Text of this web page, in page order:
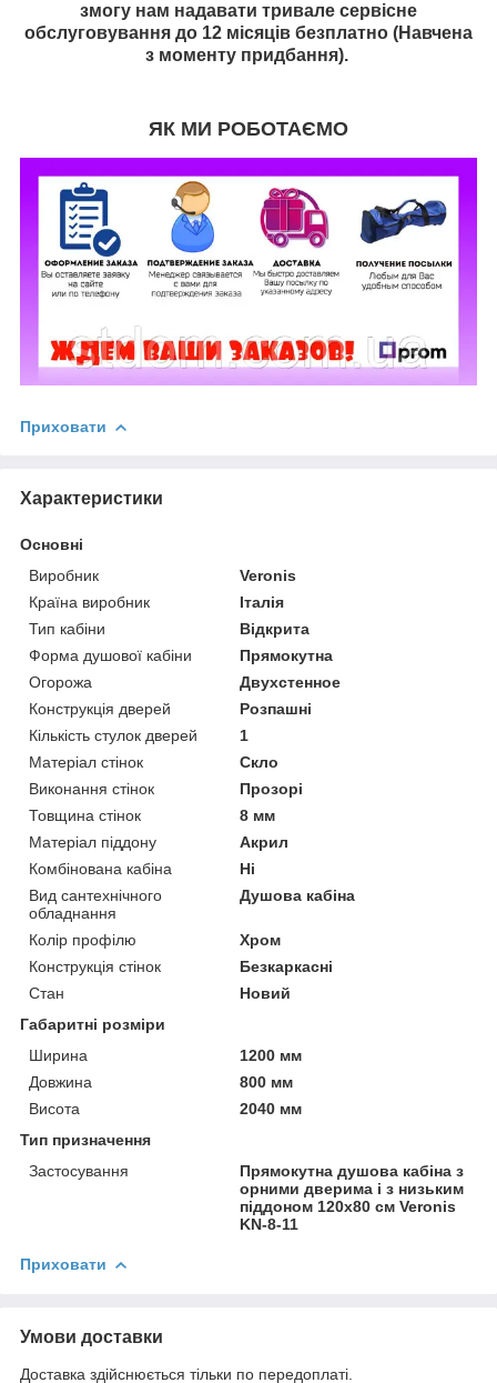
змогу нам надавати тривале сервісне
обслуговування до 12 місяців безплатно (Навчена
з моменту придбання).
ЯК МИ РОБОТАЄМО
Приховати
Характеристики
Основні
Виробник
Veronis
Країна виробник
Італія
Тип кабіни
Відкрита
Форма душової кабіни
Прямокутна
Огорожа
Двухстенное
Конструкція дверей
Розпашні
Кількість стулок дверей
1
Матеріал стінок
Скло
Виконання стінок
Прозорі
Товщина стінок
8 мм
Матеріал піддону
Акрил
Комбінована кабіна
Ні
Вид сантехнічного
обладнання
Душова кабіна
Колір профілю
Хром
Конструкція стінок
Безкаркасні
Стан
Новий
Габаритні розміри
Ширина
1200 мм
Довжина
800 мм
Висота
2040 мм
Тип призначення
Застосування
Прямокутна душова кабіна з
орними дверима і з низьким
піддоном 120х80 см Veronis
KN-8-11
Приховати
Умови доставки
Доставка здійснюється тільки по передоплаті.